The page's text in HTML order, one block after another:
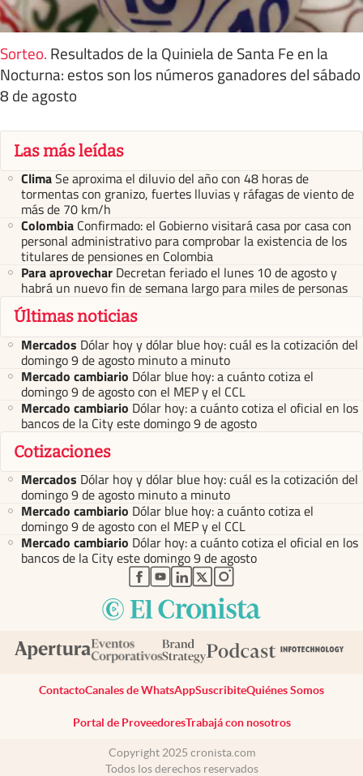
Sorteo. Resultados de la Quiniela de Santa Fe en la
Nocturna: estos son los números ganadores del sábado
8 de agosto
Las más leídas
ClimaSe aproxima el diluvio del año con 48 horas de
tormentas con granizo, fuertes lluvias y ráfagas de viento de
más de 70 km/h
Colombia Confirmado: el Gobierno visitará casa por casa con
personal administrativo para comprobar la existencia de los
titulares de pensiones en Colombia
Para aprovechar Decretan feriado el lunes 10 de agosto y
habrá un nuevo fin de semana largo para miles de personas
Últimas noticias
Mercados Dólar hoy y dólar blue hoy: cuál es la cotización del
domingo 9 de agosto minuto a minuto
Mercado cambiario Dólar blue hoy: a cuánto cotiza el
domingo 9 de agosto con el MEP y el CCL
Mercado cambiario Dólar hoy: a cuánto cotiza el oficial en los
bancos de la City este domingo 9 de agosto
Cotizaciones
Mercados Dólar hoy y dólar blue hoy: cuál es la cotización del
domingo 9 de agosto minuto a minuto
Mercado cambiario Dólar blue hoy: a cuánto cotiza el
domingo 9 de agosto con el MEP y el CCL
Mercado cambiario Dólar hoy: a cuánto cotiza el oficial en los
bancos de la City este domingo 9 de agosto
abre en nueva pestaña
abre en nueva pestaña
abre en nueva pestaña
abre en nueva pestaña
abre en nueva pestaña
ContactoCanales de WhatsAppSuscribiteQuiénes Somos
Portal de ProveedoresTrabajá con nosotros
Copyright 2025 cronista.com
Todos los derechos reservados